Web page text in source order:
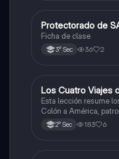
Ciencias Sociales
Protectorado de
Ficha de clase
3° Sec 36 2
Ciencias Sociales
Los Cuatro Viajes
Esta lección resume
Colón a América,
Castilla, destacando
descubrimientos.
2° Sec 183 6